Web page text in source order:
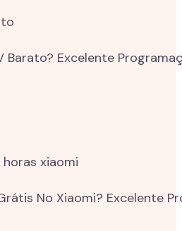
Barato? Excelente
No Xiaomi? Excelente